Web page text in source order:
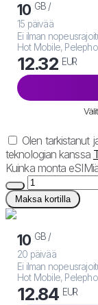
10 GB /
15 päivää
Ei ilman
Hot Mobile,
12.32 EUR
Olen tarkistanut
teknologian kanssa
Kuinka monta
Maksa kortilla
10 GB /
20 päivää
Ei ilman
Hot Mobile,
12.84 EUR